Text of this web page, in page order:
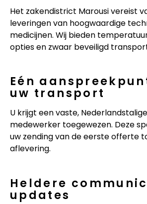
Het zakendistrict Marousi vereist
leveringen van hoogwaardige
medicijnen. Wij bieden
opties en zwaar beveiligd
Eén
uw transport
U krijgt een vaste,
medewerker toegewezen. Deze
uw zending van de eerste offerte
aflevering.
Heldere
updates